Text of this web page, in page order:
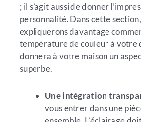
; il s’agit aussi de donner
personnalité. Dans cette
expliquerons davantage
température de couleur à votre
donnera à votre maison un
superbe.
Une intégration
vous entrer dans une